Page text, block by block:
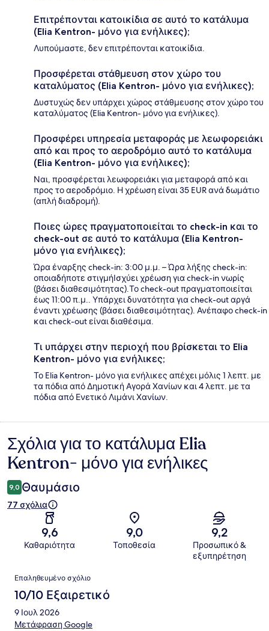
Επιτρέπονται κατοικίδια σε αυτό το κατάλυμα
(Elia Kentron- μόνο για ενήλικες);
Λυπούμαστε, δεν επιτρέπονται κατοικίδια.
Προσφέρεται στάθμευση στον χώρο του
καταλύματος (Elia Kentron- μόνο για ενήλικες);
Δυστυχώς δεν υπάρχει χώρος στάθμευσης στον χώρο του
καταλύματος (Elia Kentron- μόνο για ενήλικες).
Προσφέρει υπηρεσία μεταφοράς με λεωφορειάκι
από και προς το αεροδρόμιο αυτό το κατάλυμα
(Elia Kentron- μόνο για ενήλικες);
Ναι, προσφέρεται λεωφορειάκι για μεταφορά από και
προς το αεροδρόμιο. Η χρέωση είναι 35 EUR ανά δωμάτιο
(απλή διαδρομή).
Ποιες ώρες πραγματοποιείται το check-in και το
check-out σε αυτό το κατάλυμα (Elia Kentron-
μόνο για ενήλικες);
Ώρα έναρξης check-in: 3:00 μ.μ. – Ώρα λήξης check-in:
οποιαδήποτε στιγμήΙσχύει χρέωση για check-in νωρίς
(βάσει διαθεσιμότητας).Το check-out πραγματοποιείται
έως 11:00 π.μ.. Υπάρχει δυνατότητα για check-out αργά
έναντι χρέωσης (βάσει διαθεσιμότητας). Ανέπαφο check-in
και check-out είναι διαθέσιμα.
Τι υπάρχει στην περιοχή που βρίσκεται το Elia
Kentron- μόνο για ενήλικες;
Το Elia Kentron- μόνο για ενήλικες απέχει μόλις 1 λεπτ. με
τα πόδια από Δημοτική Αγορά Χανίων και 4 λεπτ. με τα
πόδια από Ενετικό Λιμάνι Χανίων.
Σχόλια
Σχόλια για το κατάλυμα Elia
Kentron- μόνο για ενήλικες
9,0 Θαυμάσιο
77 σχόλια
9,6
Καθαριότητα
9,0
Τοποθεσία
9,2
Προσωπικό &
εξυπηρέτηση
Σχόλια
Επαληθευμένο σχόλιο
10/10 Εξαιρετικό
9 Ιουλ 2026
Μετάφραση Google